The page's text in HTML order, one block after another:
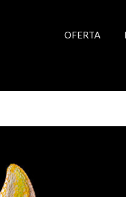
OFERTA